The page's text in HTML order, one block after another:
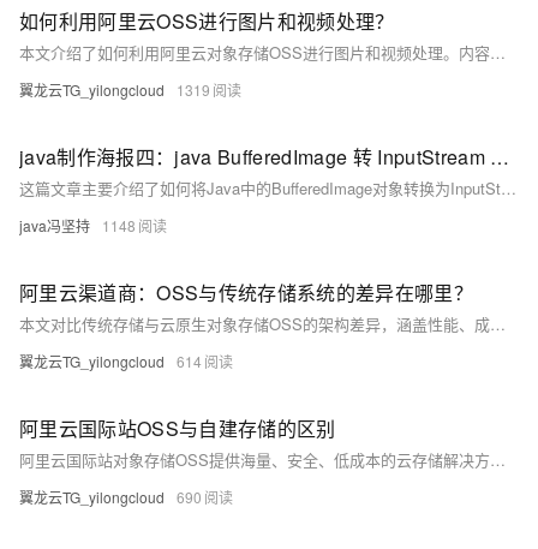
如何利用阿里云OSS进行图片和视频处理？
本文介绍了如何利用阿里云对象存储OSS进行图片和视频处理。内容包括OSS的基本功能、上传与管理媒体资源、图片处理（缩放、裁剪、旋转、水印等）、视频处理（转码、截图、拼接等）以及相关API的使用方法。通过OSS，用户可高效实现多媒体资源的存储与处理，适用于各类企业和开发者。
翼龙云TG_yilongcloud 1319
java制作海报四：java BufferedImage 转 InputStream 上传至OSS。png 图片合成到模板（另一个图片）上时，透明部分变成了黑色
这篇文章主要介绍了如何将Java中的BufferedImage对象转换为InputStream以上传至OSS，并解决了png图片合成时透明部分变黑的问题。
java冯坚持 1148
阿里云渠道商：OSS与传统存储系统的差异在哪里？
本文对比传统存储与云原生对象存储OSS的架构差异，涵盖性能、成本、扩展性等方面。OSS凭借高持久性、弹性扩容及与云服务深度集成，成为大数据与AI时代的优选方案。
翼龙云TG_yilongcloud 614
阿里云国际站OSS与自建存储的区别
阿里云国际站对象存储OSS提供海量、安全、低成本的云存储解决方案。相比自建存储，OSS具备易用性强、稳定性高、安全性好、成本更低等优势，支持无限扩展、自动冗余、多层防护及丰富增值服务，助力企业高效管理数据。
翼龙云TG_yilongcloud 690